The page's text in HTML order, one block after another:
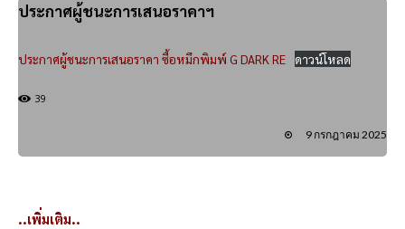
ประกาศผู้ชนะการเสนอราคาฯ
ประกาศผู้ชนะการเสนอราคา ซื้อหมึกพิมพ์ G DARK RE ดาวน์โหลด
39
9 กรกฎาคม 2025
..เพิ่มเติม..